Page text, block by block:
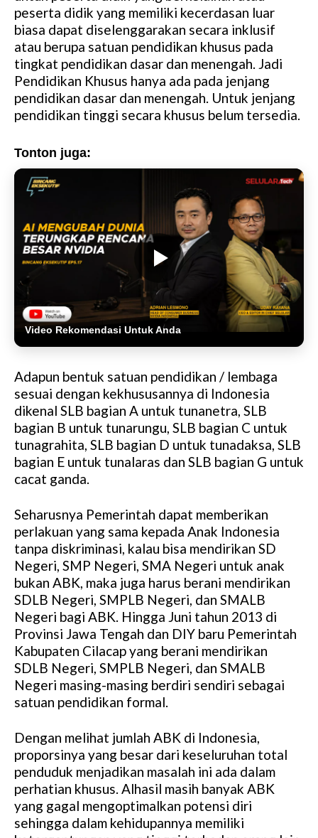
peserta didik yang memiliki kecerdasan luar
biasa dapat diselenggarakan secara inklusif
atau berupa satuan pendidikan khusus pada
tingkat pendidikan dasar dan menengah. Jadi
Pendidikan Khusus hanya ada pada jenjang
pendidikan dasar dan menengah. Untuk jenjang
pendidikan tinggi secara khusus belum tersedia.
Tonton juga:
Video Rekomendasi Untuk Anda
Adapun bentuk satuan pendidikan / lembaga
sesuai dengan kekhususannya di Indonesia
dikenal SLB bagian A untuk tunanetra, SLB
bagian B untuk tunarungu, SLB bagian C untuk
tunagrahita, SLB bagian D untuk tunadaksa, SLB
bagian E untuk tunalaras dan SLB bagian G untuk
cacat ganda.
Seharusnya Pemerintah dapat memberikan
perlakuan yang sama kepada Anak Indonesia
tanpa diskriminasi, kalau bisa mendirikan SD
Negeri, SMP Negeri, SMA Negeri untuk anak
bukan ABK, maka juga harus berani mendirikan
SDLB Negeri, SMPLB Negeri, dan SMALB
Negeri bagi ABK. Hingga Juni tahun 2013 di
Provinsi Jawa Tengah dan DIY baru Pemerintah
Kabupaten Cilacap yang berani mendirikan
SDLB Negeri, SMPLB Negeri, dan SMALB
Negeri masing-masing berdiri sendiri sebagai
satuan pendidikan formal.
Dengan melihat jumlah ABK di Indonesia,
proporsinya yang besar dari keseluruhan total
penduduk menjadikan masalah ini ada dalam
perhatian khusus. Alhasil masih banyak ABK
yang gagal mengoptimalkan potensi diri
sehingga dalam kehidupannya memiliki